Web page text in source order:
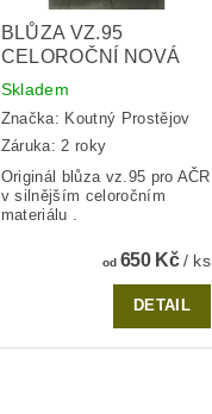
BLŮZA VZ.95
CELOROČNÍ NOVÁ
Skladem
Značka: Koutný Prostějov
Záruka: 2 roky
Originál blůza vz.95 pro AČR
v silnějším celoročním
materiálu .
od650 Kč/ ks
DETAIL